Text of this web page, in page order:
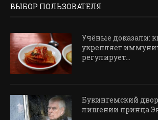
ВЫБОР ПОЛЬЗОВАТЕЛЯ
Учёные доказали:
укрепляет
регулирует...
Букингемский
лишении принца